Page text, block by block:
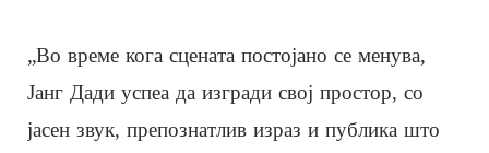
„Во време кога сцената постојано се менува,
Јанг Дади успеа да изгради свој простор, со
јасен звук, препознатлив израз и публика што